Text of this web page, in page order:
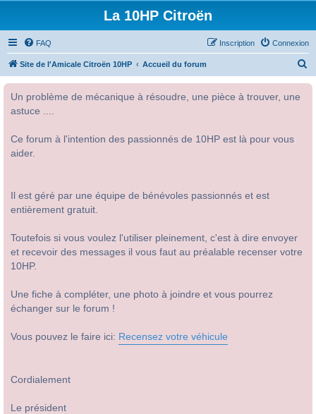
La 10HP Citroën
FAQ Connexion
Inscription
Site de l'Amicale Citroën 10HP Accueil du forum
Un problème de mécanique à résoudre, une pièce à trouver, une
astuce ....
Ce forum à l'intention des passionnés de 10HP est là pour vous
aider.
Il est géré par une équipe de bénévoles passionnés et est
entièrement gratuit.
Toutefois si vous voulez l'utiliser pleinement, c'est à dire envoyer
et recevoir des messages il vous faut au préalable recenser votre
10HP.
Une fiche à compléter, une photo à joindre et vous pourrez
échanger sur le forum !
Vous pouvez le faire ici: Recensez votre véhicule
Cordialement
Le président